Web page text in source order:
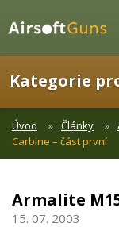
Kategorie
Úvod Články
Carbine – část první
Armalite
15. 07. 2003